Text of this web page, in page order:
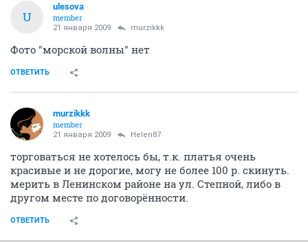
U
ulesova
member
21 января 2009 murzikkk
Фото "морской волны" нет
ОТВЕТИТЬ
murzikkk
member
21 января 2009 Helen87
торговаться не хотелось бы, т.к. платья очень
красивые и не дорогие, могу не более 100 р. скинуть.
мерить в Ленинском районе на ул. Степной, либо в
другом месте по договорённости.
ОТВЕТИТЬ